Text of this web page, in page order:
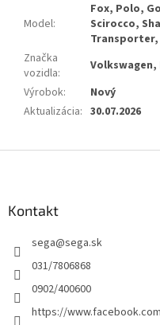
Model:
Fox, Polo,
Scirocco,
Transporter,
Značka
vozidla:
Volkswagen,
Výrobok:
Nový
Aktualizácia: 30.07.2026
Kontakt
sega@sega.sk
031/7806868
0902/400600
https://